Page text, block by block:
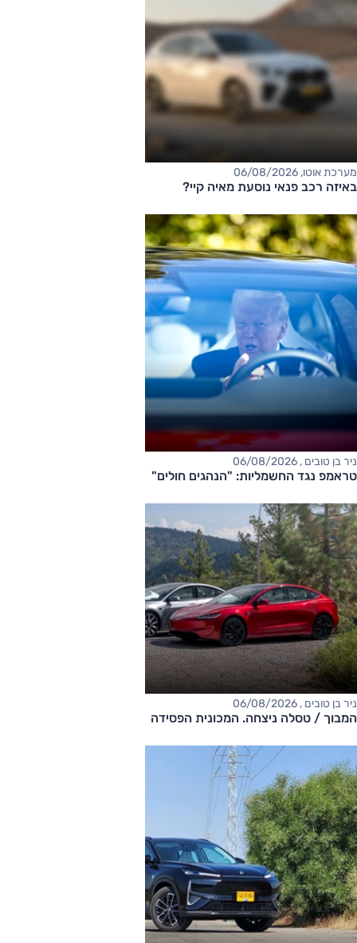
מערכת אוטו, 06/08/2026
באיזה רכב פנאי נוסעת מאיה קיי?
ניר בן טובים , 06/08/2026
טראמפ נגד החשמליות: "הנהגים חולים"
ניר בן טובים , 06/08/2026
המבוך / טסלה ניצחה. המכונית הפסידה